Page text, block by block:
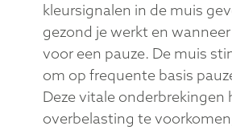
kleursignalen in de muis
gezond je werkt en
voor een pauze. De muis
om op frequente basis
Deze vitale onderbrekingen
overbelasting te